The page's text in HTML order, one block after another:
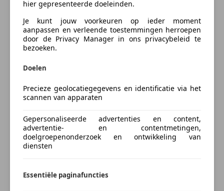
Wilt u meer informatie neemt u dan vrijblijvend
contact op met ons verkoopteam dit kan op: 073 690
76 94 of 06 14 33 55 50 ( WhatsApp )
info@streetcarsbv.nl
- De beller is sneller.
- Laagste prijs / laatste prijs / uiterste prijs
de hele eenvoudige reden: Onze dealeroccasions
worden op een zorgvuldige manier geselecteerd en
Wij nemen graag alle tijd voor u als klant en werken
daarom uitsluitend op afspraak. Onze autos worden
Autoverzekering van de
INDEPENDER
Bereken je premie
Bereken nu
hier gepresenteerde doeleinden.
Je kunt jouw voorkeuren op ieder moment
aanpassen en verleende toestemmingen herroepen
door de Privacy Manager in ons privacybeleid te
bezoeken.
Doelen
Precieze geolocatiegegevens en identificatie via het
scannen van apparaten
Gepersonaliseerde advertenties en content,
advertentie- en contentmetingen,
doelgroepenonderzoek en ontwikkeling van
diensten
Essentiële paginafuncties